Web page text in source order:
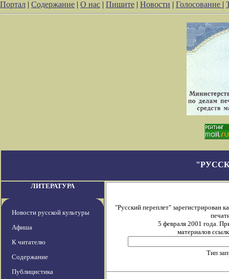
Портал | Содержание | О нас | Пишите | Новости | Голосование |
ЛИТЕРАТУРА
Новости русской культуры
Афиша
К читателю
Содержание
Публицистика
"Русский переплет" зарегистрирован
5 февраля 2001 года.
материалов
Тип